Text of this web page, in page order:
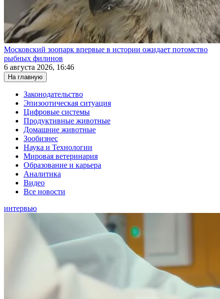
Московский зоопарк впервые в истории ожидает потомство
рыбных филинов
6 августа 2026, 16:46
На главную
Законодательство
Эпизоотическая ситуация
Цифровые системы
Продуктивные животные
Домашние животные
Зообизнес
Наука и Технологии
Мировая ветеринария
Образование и карьера
Аналитика
Видео
Все новости
интервью